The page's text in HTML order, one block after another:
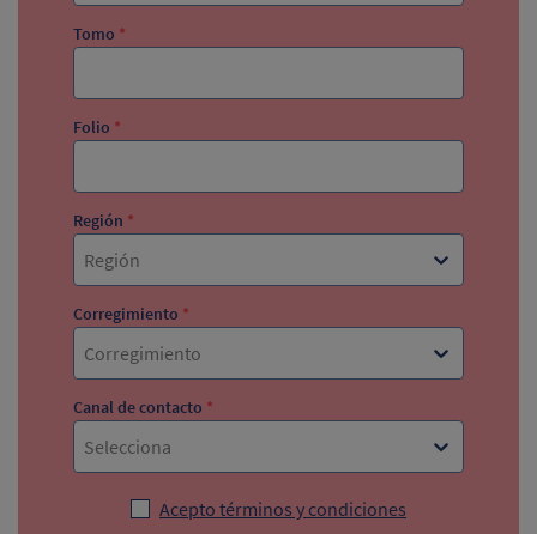
Tomo *
Folio *
Región *
Región
Corregimiento *
Corregimiento
Canal de contacto *
Selecciona
Acepto términos y condiciones